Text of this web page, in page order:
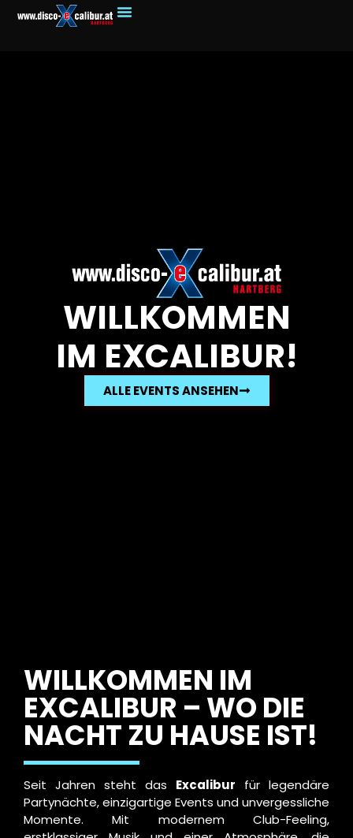
WILLKOMMEN
IM EXCALIBUR!
ALLE EVENTS ANSEHEN
WILLKOMMEN IM
EXCALIBUR – WO DIE
NACHT ZU HAUSE IST!
Seit Jahren steht das Excalibur für legendäre
Partynächte, einzigartige Events und unvergessliche
Momente. Mit modernem Club-Feeling,